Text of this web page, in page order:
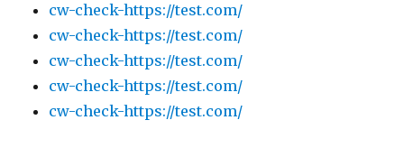
cw-check-https://test.com/
cw-check-https://test.com/
cw-check-https://test.com/
cw-check-https://test.com/
cw-check-https://test.com/